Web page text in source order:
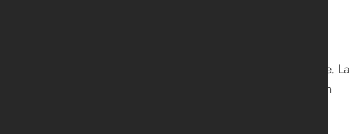
película de ciencia ficción que ofrece una experiencia
del género y los seguidores de la serie original de anime. La
de la serie de televisión, al tiempo que presenta una visión
Ver gratis SPACE BATTLESHIP YAMATO